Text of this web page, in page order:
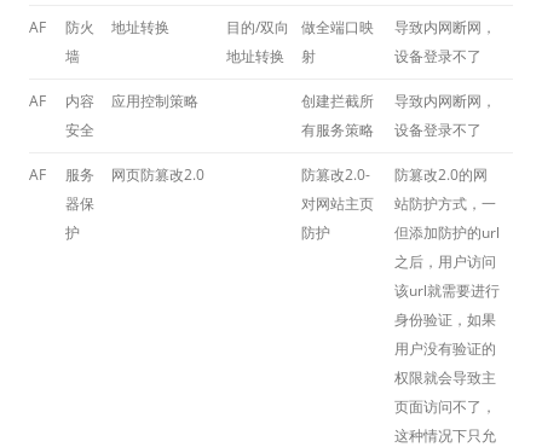
AF
防火
墙
地址转换
目的/双向
地址转换
做全端口映
射
导致内网断网，
设备登录不了
AF
内容
安全
应用控制策略
创建拦截所
有服务策略
导致内网断网，
设备登录不了
AF
服务
器保
护
网页防篡改2.0
防篡改2.0-
对网站主页
防护
防篡改2.0的网
站防护方式，一
但添加防护的url
之后，用户访问
该url就需要进行
身份验证，如果
用户没有验证的
权限就会导致主
页面访问不了，
这种情况下只允